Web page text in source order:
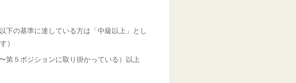
下の基準に達している方は「中級以上」とし
）
第５ポジションに取り掛かっている）以上